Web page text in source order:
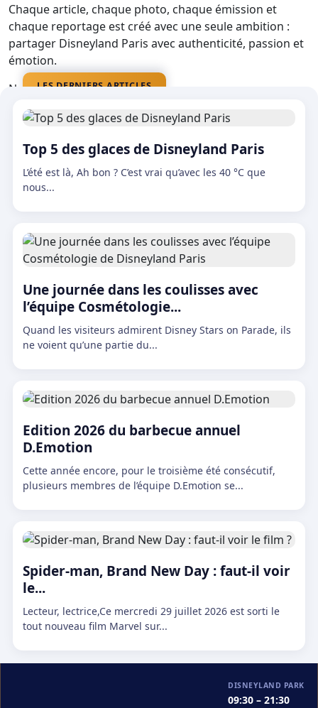
Chaque article, chaque photo, chaque émission et
chaque reportage est créé avec une seule ambition :
partager Disneyland Paris avec authenticité, passion et
émotion.
Nos médias
LES DERNIERS ARTICLES
Top 5 des glaces de Disneyland Paris
L’été est là, Ah bon ? C’est vrai qu’avec les 40 °C que
nous...
Une journée dans les coulisses avec
l’équipe Cosmétologie...
Quand les visiteurs admirent Disney Stars on Parade, ils
ne voient qu’une partie du...
Edition 2026 du barbecue annuel
D.Emotion
Cette année encore, pour le troisième été consécutif,
plusieurs membres de l’équipe D.Emotion se...
Spider-man, Brand New Day : faut-il voir
le...
Lecteur, lectrice,Ce mercredi 29 juillet 2026 est sorti le
tout nouveau film Marvel sur...
DISNEYLAND PARK
09:30 – 21:30